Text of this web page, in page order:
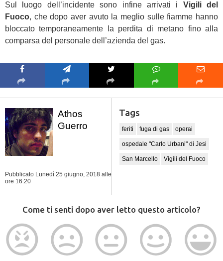
Sul luogo dell’incidente sono infine arrivati i Vigili del
Fuoco, che dopo aver avuto la meglio sulle fiamme hanno
bloccato temporaneamente la perdita di metano fino alla
comparsa del personale dell’azienda del gas.
Athos
Guerro
Pubblicato Lunedì 25 giugno, 2018 alle
ore 16:20
Tags
feriti fuga di gas operai
ospedale "Carlo Urbani" di Jesi
San Marcello Vigili del Fuoco
Come ti senti dopo aver letto questo articolo?